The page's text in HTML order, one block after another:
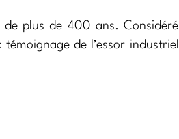
plus de 400 ans. Considéré
de l’essor industriel